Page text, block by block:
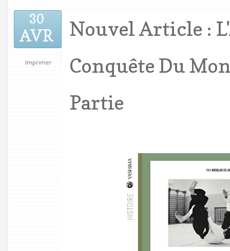
30
AVR
Imprimer
Nouvel Article :
Conquête Du
Partie